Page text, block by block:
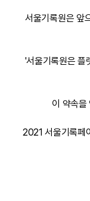
서울기록원은 앞
'서울기록원은 플
이 약속을
2021 서울기록페